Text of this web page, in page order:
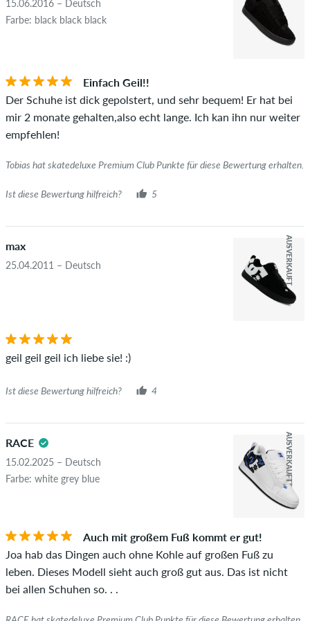
die geltendes Recht oder Urheberrechte verletzen oder Spam
und Fremdwerbung enthalten, werden nicht veröffentlicht.
Die Sternebewertung des Artikels ist der Durchschnitt aller
Ob die Bewertung von einer Person stammt, die diesen
Artikel wirklich gekauft hat, erkennst du am grünen Haken
neben dem Namen mit dem Zusatz "Verifizierter Kauf". Bei
diesen Personen wurde der Kauf anhand ihrer Bestellungen
leider nicht garantieren, dass die Personen den Artikel
wirklich besitzen oder besessen haben.
15.06.2016 – Deutsch
Farbe: black black black
Einfach Geil!!
Der Schuhe ist dick gepolstert, und sehr bequem! Er hat bei
mir 2 monate gehalten,also echt lange. Ich kan ihn nur weiter
empfehlen!
Tobias hat skatedeluxe Premium Club Punkte für diese Bewertung erhalten.
Ist diese Bewertung hilfreich? 5
max
25.04.2011 – Deutsch AUSVERKAUFT
geil geil geil ich liebe sie! :)
Ist diese Bewertung hilfreich? 4
RACE
15.02.2025 – Deutsch
Farbe: white grey blue
AUSVERKAUFT
Auch mit großem Fuß kommt er gut!
Joa hab das Dingen auch ohne Kohle auf großen Fuß zu
leben. Dieses Modell sieht auch groß gut aus. Das ist nicht
bei allen Schuhen so. . .